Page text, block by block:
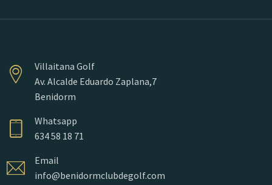
Villaitana Golf
Av. Alcalde Eduardo Zaplana,7
Benidorm
Whatsapp
634 58 18 71
Email
info@benidormclubdegolf.com